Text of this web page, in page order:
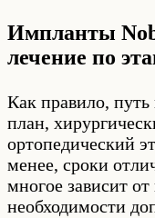
Импланты
лечение по
Как правило, путь
план,
ортопедический
менее, сроки
многое зависит
необходимости